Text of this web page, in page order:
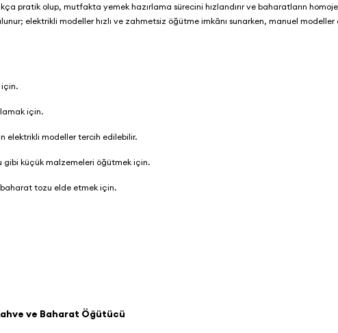
pratik olup, mutfakta yemek hazırlama sürecini hızlandırır ve baharatların
elektrikli modeller hızlı ve zahmetsiz öğütme imkânı sunarken, manuel
için.
için.
elektrikli modeller tercih edilebilir.
gibi küçük malzemeleri öğütmek için.
baharat tozu elde etmek için.
ve Baharat Öğütücü